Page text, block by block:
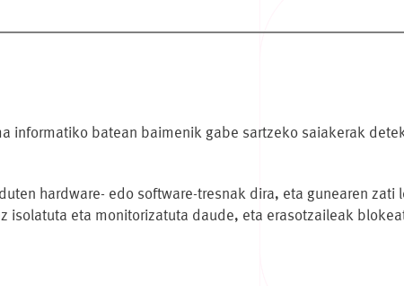
informatiko batean baimenik gabe sartzeko saiakerak
hardware- edo software-tresnak dira, eta gunearen
isolatuta eta monitorizatuta daude, eta erasotzaileak